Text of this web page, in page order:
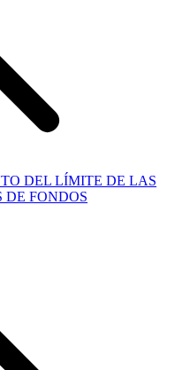
DEL LÍMITE DE LAS
DE FONDOS